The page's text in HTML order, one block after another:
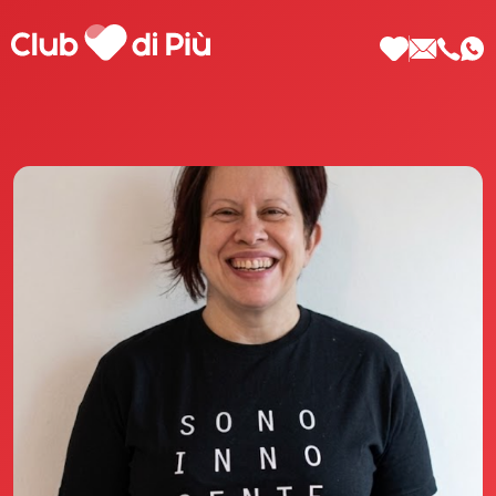
Scopri Club di Più
Le testimonianze Club di Più
La fondatrice Valeria Pilla
Annunci Donne
Agenzia matrimoniale Club di Più
Love Notebook